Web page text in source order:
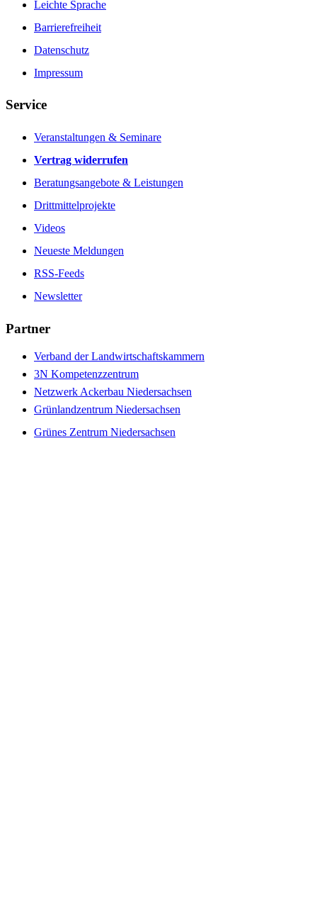
Leichte Sprache
Barrierefreiheit
Datenschutz
Impressum
Service
Veranstaltungen & Seminare
Vertrag widerrufen
Beratungsangebote & Leistungen
Drittmittelprojekte
Videos
Neueste Meldungen
RSS-Feeds
Newsletter
Partner
Verband der Landwirtschaftskammern
3N Kompetenzzentrum
Netzwerk Ackerbau Niedersachsen
Grünlandzentrum Niedersachsen
Grünes Zentrum Niedersachsen